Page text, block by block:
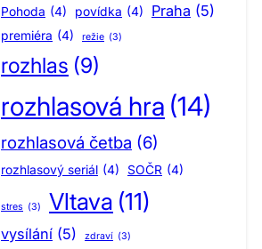
Pohoda (4) povídka (4) Praha (5)
premiéra (4) režie (3)
rozhlas (9)
rozhlasová hra (14)
rozhlasová četba (6)
rozhlasový seriál (4) SOČR (4)
stres (3) Vltava (11)
vysílání (5) zdraví (3)